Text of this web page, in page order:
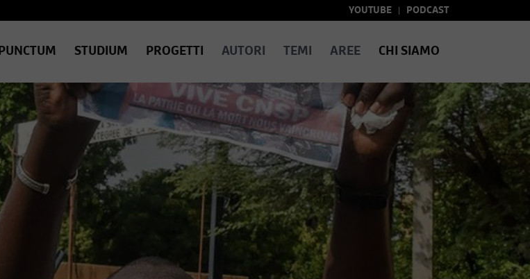
YOUTUBE PODCAST
PUNCTUM STUDIUM PROGETTI AUTORI TEMI AREE CHI SIAMO